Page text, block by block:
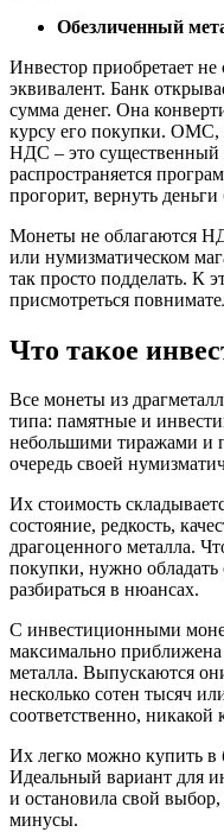
Обезличенный
Инвестор приобретает
эквивалент. Банк
сумма денег. Она
курсу его покупки. ОМС,
НДС – это существенный
распространяется
прогорит, вернуть
Монеты не облагаются
или нумизматическом
так просто подделать. К
присмотреться
Что такое
Все монеты из
типа: памятные и
небольшими тиражами и
очередь своей
Их стоимость
состояние, редкость,
драгоценного металла.
покупки, нужно
разбираться в нюансах.
С инвестиционными
максимально
металла. Выпускаются
несколько сотен тысяч
соответственно,
Их легко можно купить в
Идеальный вариант для
и остановила свой
минусы.